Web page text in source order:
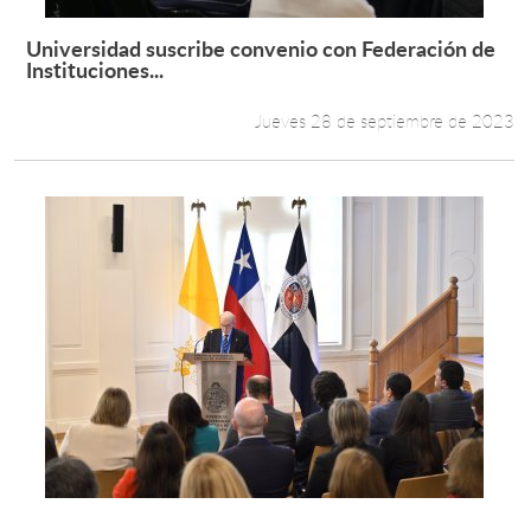
Leer más +
Universidad suscribe convenio con Federación de
Instituciones...
Jueves 28 de septiembre de 2023